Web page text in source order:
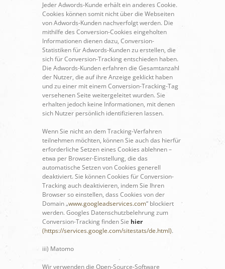
Jeder Adwords-Kunde erhält ein anderes Cookie.
Cookies können somit nicht über die Webseiten
von Adwords-Kunden nachverfolgt werden. Die
mithilfe des Conversion-Cookies eingeholten
Informationen dienen dazu, Conversion-
Statistiken für Adwords-Kunden zu erstellen, die
sich für Conversion-Tracking entschieden haben.
Die Adwords-Kunden erfahren die Gesamtanzahl
der Nutzer, die auf ihre Anzeige geklickt haben
und zu einer mit einem Conversion-Tracking-Tag
versehenen Seite weitergeleitet wurden. Sie
erhalten jedoch keine Informationen, mit denen
sich Nutzer persönlich identifizieren lassen.
Wenn Sie nicht an dem Tracking-Verfahren
teilnehmen möchten, können Sie auch das hierfür
erforderliche Setzen eines Cookies ablehnen –
etwa per Browser-Einstellung, die das
automatische Setzen von Cookies generell
deaktiviert. Sie können Cookies für Conversion-
Tracking auch deaktivieren, indem Sie Ihren
Browser so einstellen, dass Cookies von der
Domain „www.googleadservices.com“ blockiert
werden. Googles Datenschutzbelehrung zum
Conversion-Tracking finden Sie hier
(https://services.google.com/sitestats/de.html).
iii) Matomo
Wir verwenden die Open-Source-Software